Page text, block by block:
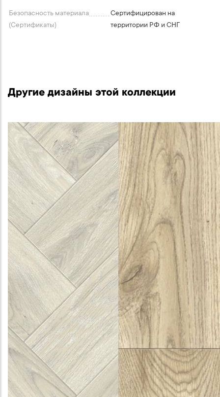
Безопасность материала
(Сертификаты)
Сертифицирован на
территории РФ и СНГ
Другие дизайны этой коллекции